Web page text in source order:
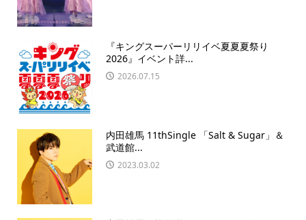
『キングスーパーリリイベ夏夏夏祭り
2026』イベント詳...
2026.07.15
内田雄馬 11thSingle 「Salt & Sugar」＆
武道館...
2023.03.02